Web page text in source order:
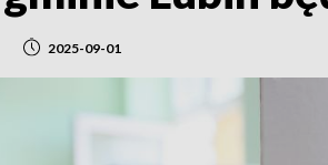
2025-09-01